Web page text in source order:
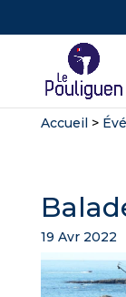
Accueil>
19 Avr 2022